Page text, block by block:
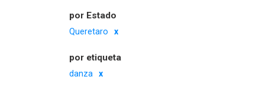
por Estado
Queretaro
por etiqueta
danza